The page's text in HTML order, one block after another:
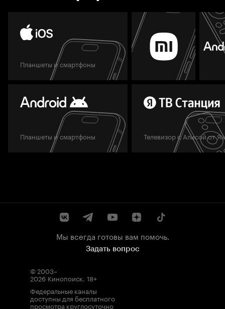
Планшеты и смартфоны
Планшеты и смартфоны Телевизор с Алисой от
Мы всегда готовы вам помочь.
Задать вопрос
© 2003–
2026 Кинопоиск. 18+
Федеральные каналы
доступны для бесплатного
просмотра круглосуточно